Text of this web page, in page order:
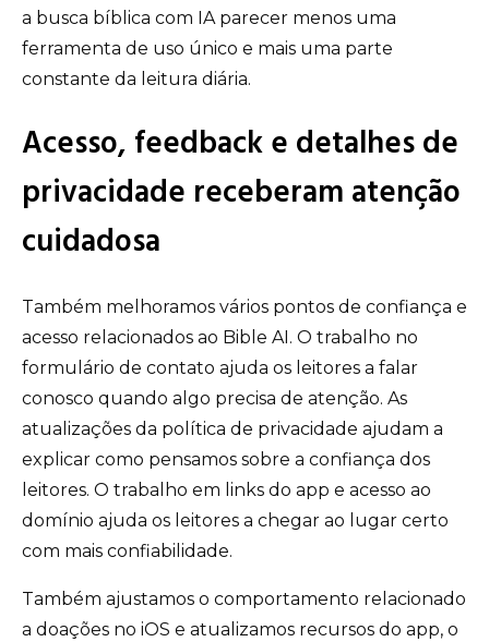
a busca bíblica com IA parecer menos uma
ferramenta de uso único e mais uma parte
constante da leitura diária.
Acesso, feedback e detalhes de
privacidade receberam atenção
cuidadosa
Também melhoramos vários pontos de confiança e
acesso relacionados ao Bible AI. O trabalho no
formulário de contato ajuda os leitores a falar
conosco quando algo precisa de atenção. As
atualizações da política de privacidade ajudam a
explicar como pensamos sobre a confiança dos
leitores. O trabalho em links do app e acesso ao
domínio ajuda os leitores a chegar ao lugar certo
com mais confiabilidade.
Também ajustamos o comportamento relacionado
a doações no iOS e atualizamos recursos do app, o